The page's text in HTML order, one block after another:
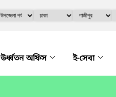
উর্ধ্বতন অফিস ই-সেবা